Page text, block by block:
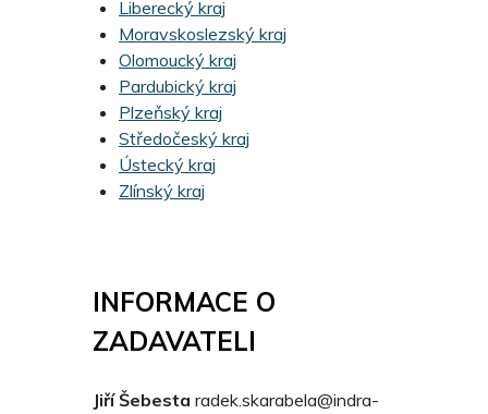
Liberecký kraj
Moravskoslezský kraj
Olomoucký kraj
Pardubický kraj
Plzeňský kraj
Středočeský kraj
Ústecký kraj
Zlínský kraj
INFORMACE O
ZADAVATELI
Jiří Šebesta radek.skarabela@indra-